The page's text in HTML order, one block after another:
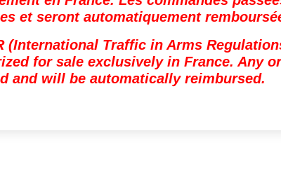
et seront automatiquement
(International Traffic in Arms
for sale exclusively in France. Any
and will be automatically reimbursed.